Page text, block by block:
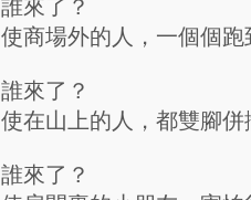
誰來了？
使商場外的人，一個個跑
誰來了？
使在山上的人，都雙腳併
誰來了？